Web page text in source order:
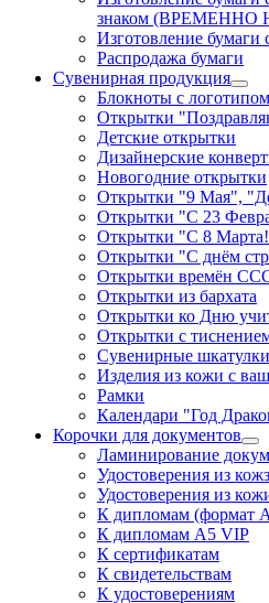
знаком
Изготовление бумаги
Распродажа бумаги
Сувенирная продукция
Блокноты с логотипом
Открытки
Детские открытки
Дизайнерские
Новогодние открытки
Открытки "9 Мая",
Открытки "С 23
Открытки "С 8
Открытки "С днём
Открытки времён
Открытки из бархата
Открытки ко Дню
Открытки с
Сувенирные шкатулки
Изделия из кожи с
Рамки
Календари "Год
Корочки для документов
Ламинирование
Удостоверения из
Удостоверения из
К дипломам (формат
К дипломам А5 VIP
К сертификатам
К свидетельствам
К удостоверениям